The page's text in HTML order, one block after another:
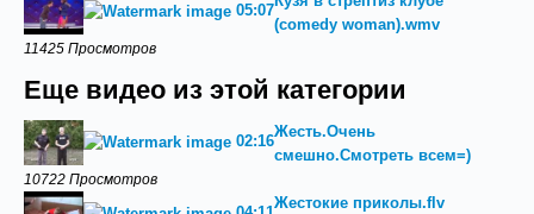
05:07
(comedy woman).wmv
11425 Просмотров
Еще видео из этой категории
02:16
Жесть.Очень
смешно.Смотреть всем=)
10722 Просмотров
Жестокие приколы.flv